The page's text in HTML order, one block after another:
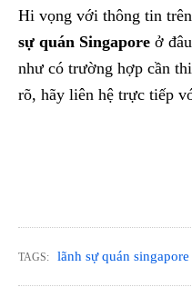
Hi vọng với thông tin
sự quán Singapore ở
như có trường hợp cần
rõ, hãy liên hệ trực tiếp
TAGS: lãnh sự quán singapore